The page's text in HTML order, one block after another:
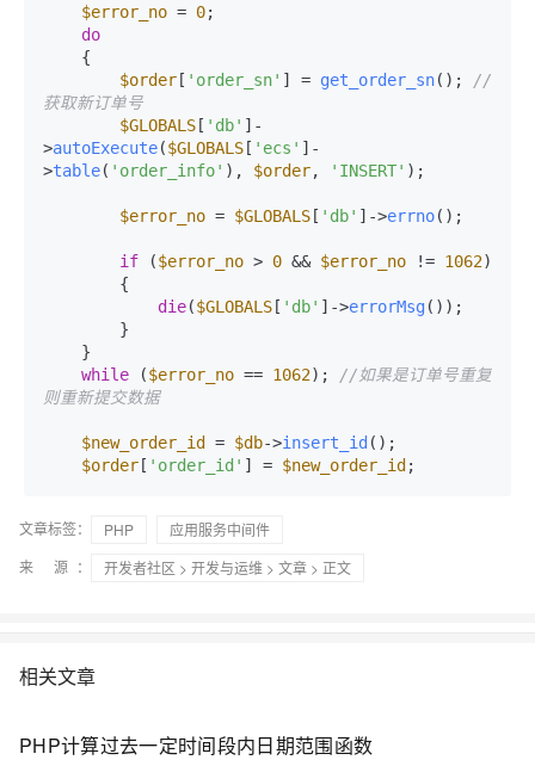
$error_no = 0;
do
$order [ 'order_sn' ] = get_order_sn();
//
获取新订单号
$GLOBALS [ 'db' ]-
>autoExecute($GLOBALS [ 'ecs' ]-
>table( 'order_info' ), $order, 'INSERT' );
$error_no = $GLOBALS [ 'db' ]->errno();
if ($error_no > 0 && $error_no != 1062)
die($GLOBALS [ 'db' ]->errorMsg ());
while ($error_no == 1062);
//如果是订单号重复
则重新提交数据
$new_order_id = $db->insert_id ();
$order [ 'order_id' ] = $new_order_id
文章标签： PHP
应用服务中间件
来 源：
开发者社区 > 开发与运维 > 文章 > 正文
相关文章
PHP计算过去一定时间段内日期范围函数